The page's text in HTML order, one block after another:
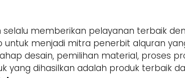
memberikan pelayanan terbaik
untuk menjadi mitra penerbit alquran
desain, pemilihan material, proses
yang dihasilkan adalah produk terbaik